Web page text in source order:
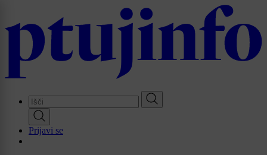
main
Prijavi se